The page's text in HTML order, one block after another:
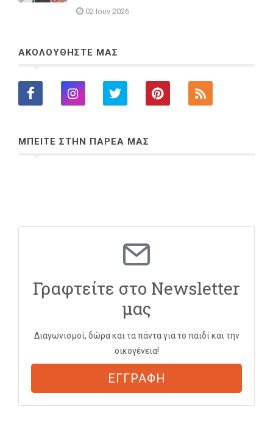
02 Ιουν 2026
ΑΚΟΛΟΥΘΗΣΤΕ ΜΑΣ
ΜΠΕΙΤΕ ΣΤΗΝ ΠΑΡΕΑ ΜΑΣ
Γραφτείτε στο Newsletter
μας
Διαγωνισμοί, δώρα και τα πάντα για το παιδί και την
οικογένεια!
ΕΓΓΡΑΦΗ